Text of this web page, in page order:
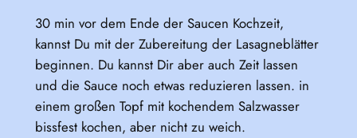
30 min vor dem Ende der Saucen Kochzeit,
kannst Du mit der Zubereitung der Lasagneblätter
beginnen. Du kannst Dir aber auch Zeit lassen
und die Sauce noch etwas reduzieren lassen. in
einem großen Topf mit kochendem Salzwasser
bissfest kochen, aber nicht zu weich.